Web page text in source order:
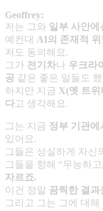
Geoffrey:
저는 그와 일부 사안
예컨대 AI의 존재적 위
저도 동의해요.
그가 전기차나 우크라
공 같은 좋은 일들도
하지만 지금 X(옛 트위
다고 생각해요.
그는 지금 정부 기관에
있어요.
그들은 성실하게 자신
그들을 향해 “무능하
자르죠.
이건 정말 끔찍한 결과
그리고 그는 그에 대해